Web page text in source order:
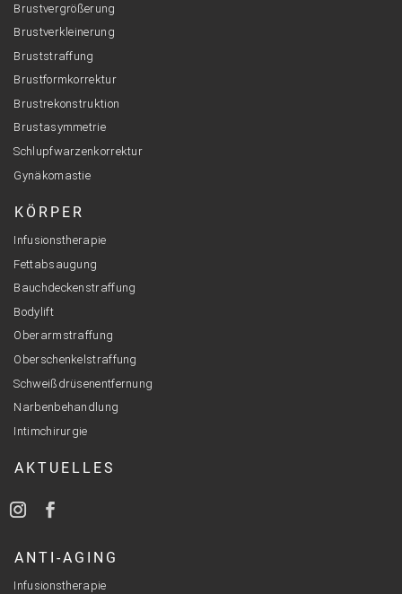
Brustvergrößerung
Brustverkleinerung
Bruststraffung
Brustformkorrektur
Brustrekonstruktion
Brustasymmetrie
Schlupfwarzenkorrektur
Gynäkomastie
KÖRPER
Infusionstherapie
Fettabsaugung
Bauchdeckenstraffung
Bodylift
Oberarmstraffung
Oberschenkelstraffung
Schweißdrüsenentfernung
Narbenbehandlung
Intimchirurgie
AKTUELLES
ANTI-AGING
Infusionstherapie